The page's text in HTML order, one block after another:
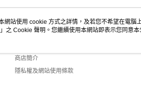
關於我們
商店簡介
隱私權及網站使用條款
網站使用 cookie 方式之詳情，及若您不希望在電腦
」之 Cookie 聲明。您繼續使用本網站即表示您同意